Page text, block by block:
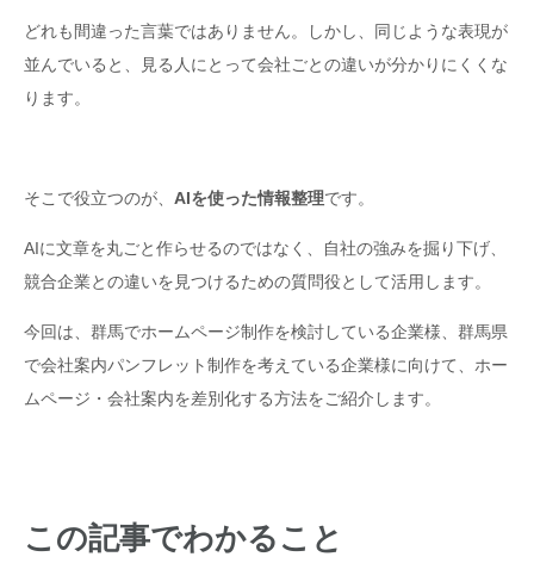
どれも間違った言葉ではありません。しかし、同じような表現が
並んでいると、見る人にとって会社ごとの違いが分かりにくくな
ります。
そこで役立つのが、 AIを使った情報整理です。
AIに文章を丸ごと作らせるのではなく、自社の強みを掘り下げ、
競合企業との違いを見つけるための質問役として活用します。
今回は、群馬でホームページ制作を検討している企業様、群馬県
で会社案内パンフレット制作を考えている企業様に向けて、ホー
ムページ・会社案内を差別化する方法をご紹介します。
この記事でわかること